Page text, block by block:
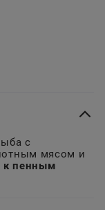
с
мясом и
к пенным